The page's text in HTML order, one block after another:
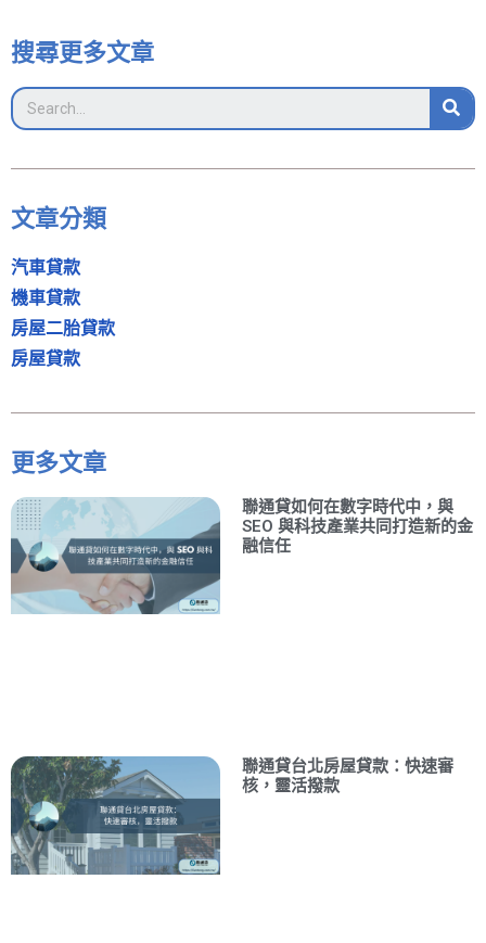
搜尋更多文章
文章分類
汽車貸款
機車貸款
房屋二胎貸款
房屋貸款
更多文章
聯通貸如何在數字時代中，與
SEO 與科技產業共同打造新的金
融信任
聯通貸台北房屋貸款：快速審
核，靈活撥款